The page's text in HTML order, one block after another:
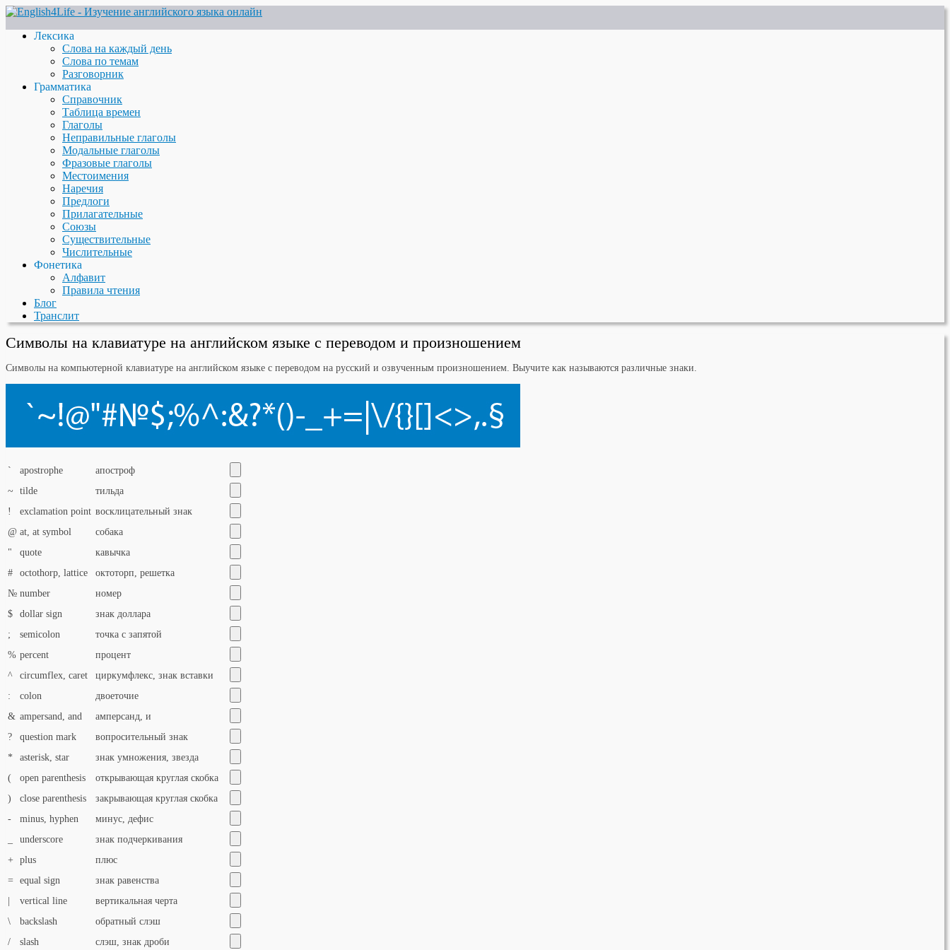
Лексика
Слова на каждый день
Слова по темам
Разговорник
Грамматика
Справочник
Таблица времен
Глаголы
Неправильные глаголы
Модальные глаголы
Фразовые глаголы
Местоимения
Наречия
Предлоги
Прилагательные
Союзы
Существительные
Числительные
Фонетика
Алфавит
Правила чтения
Блог
Транслит
Символы на клавиатуре на английском языке с переводом и произношением
Символы на компьютерной клавиатуре на английском языке с переводом на русский и озвученным произношением. Выучите как называются различные знаки.
` apostrophe
апостроф
~
tilde
тильда
!
exclamation point восклицательный знак
@ at, at symbol
собака
"
quote
кавычка
#
octothorp, lattice
октоторп, решетка
№ number
номер
$
dollar sign
знак доллара
;
semicolon
точка с запятой
% percent
процент
^
circumflex, caret
циркумфлекс, знак вставки
:
colon
двоеточие
& ampersand, and
амперсанд, и
?
question mark
вопросительный знак
*
asterisk, star
знак умножения, звезда
(
open parenthesis
открывающая круглая скобка
)
close parenthesis
закрывающая круглая скобка
-
minus, hyphen
минус, дефис
underscore
знак подчеркивания
+ plus
плюс
= equal sign
знак равенства
|
vertical line
вертикальная черта
\
backslash
обратный слэш
/
slash слэш, знак дроби